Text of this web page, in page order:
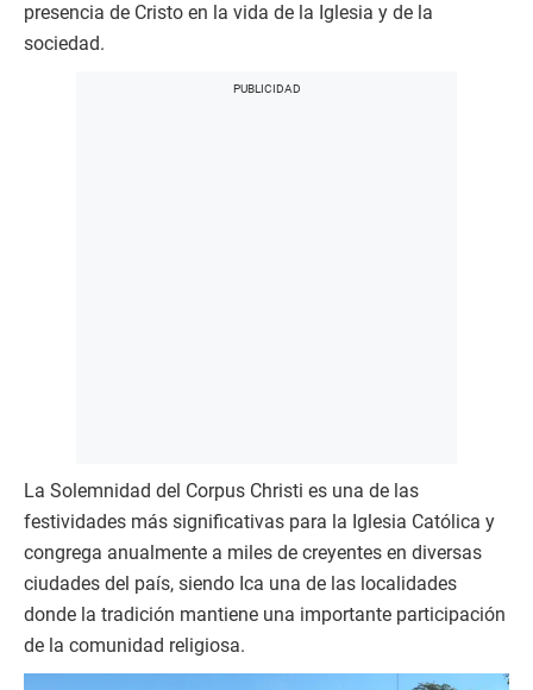
presencia de Cristo en la vida de la Iglesia y de la
sociedad.
La Solemnidad del Corpus Christi es una de las
festividades más significativas para la Iglesia Católica y
congrega anualmente a miles de creyentes en diversas
ciudades del país, siendo Ica una de las localidades
donde la tradición mantiene una importante participación
de la comunidad religiosa.